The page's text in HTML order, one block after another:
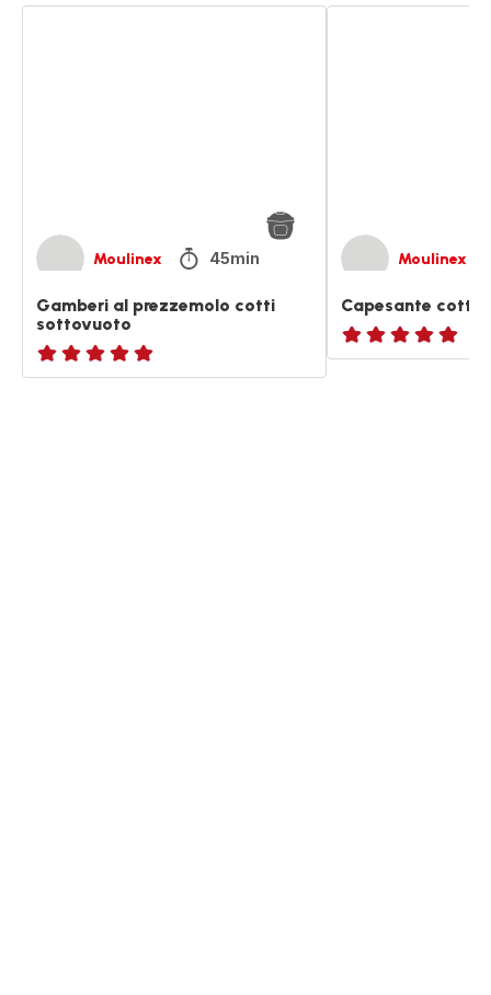
Moulinex 45min
Gamberi al prezzemolo cotti
sottovuoto
ratings.NaN
Moulinex
Capesante cotte
ratings.NaN